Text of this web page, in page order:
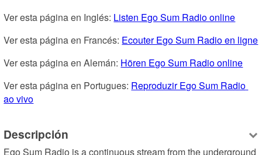
Ver esta página en Inglés: Listen Ego Sum Radio online
Ver esta página en Francés: Ecouter Ego Sum Radio en ligne
Ver esta página en Alemán: Hören Ego Sum Radio online
Ver esta página en Portugues: Reproduzir Ego Sum Radio
ao vivo
Descripción
Ego Sum Radio is a continuous stream from the underground